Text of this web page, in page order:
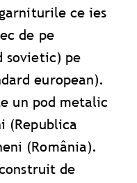
ce ies
de pe
sovietic) pe
european).
un pod metalic
(Republica
(România).
de